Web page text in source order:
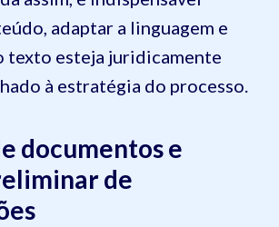
adaptar a linguagem e
texto esteja juridicamente
à estratégia do processo.
documentos e
de